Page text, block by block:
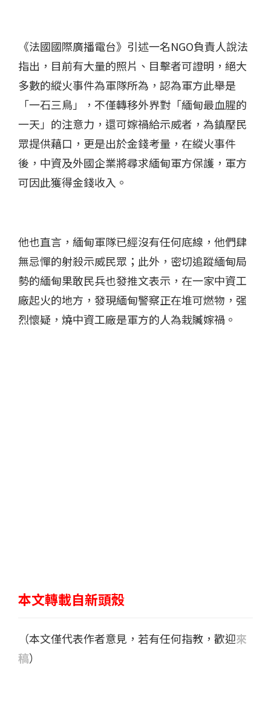
《法國國際廣播電台》引述一名NGO負責人說法
指出，目前有大量的照片、目擊者可證明，絕大
多數的縱火事件為軍隊所為，認為軍方此舉是
「一石三鳥」，不僅轉移外界對「緬甸最血腥的
一天」的注意力，還可嫁禍給示威者，為鎮壓民
眾提供藉口，更是出於金錢考量，在縱火事件
後，中資及外國企業將尋求緬甸軍方保護，軍方
可因此獲得金錢收入。
他也直言，緬甸軍隊已經沒有任何底線，他們肆
無忌憚的射殺示威民眾；此外，密切追蹤緬甸局
勢的緬甸果敢民兵也發推文表示，在一家中資工
廠起火的地方，發現緬甸警察正在堆可燃物，强
烈懷疑，燒中資工廠是軍方的人為栽贓嫁禍。
本文轉載自新頭殼
（本文僅代表作者意見，若有任何指教，歡迎來
稿）